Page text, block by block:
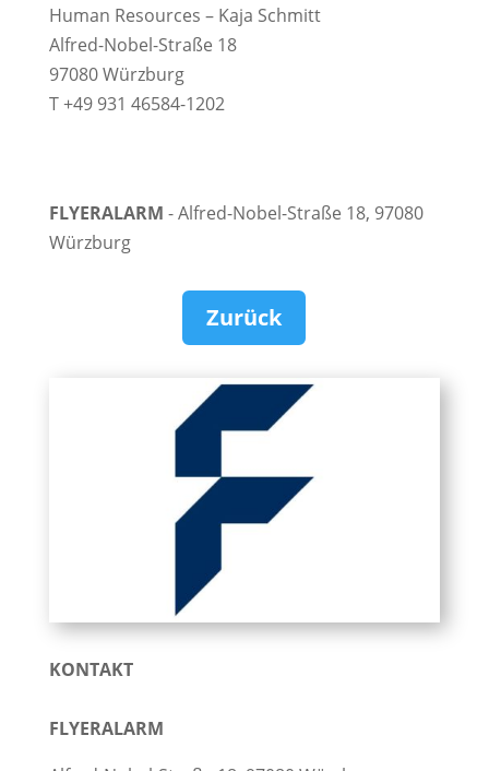
Human Resources – Kaja Schmitt
Alfred-Nobel-Straße 18
97080 Würzburg
T +49 931 46584-1202
FLYERALARM - Alfred-Nobel-Straße 18, 97080
Würzburg
Zurück
KONTAKT
FLYERALARM